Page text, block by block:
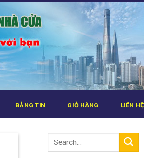
BẢNG TIN GIỎ HÀNG LIÊN HỆ